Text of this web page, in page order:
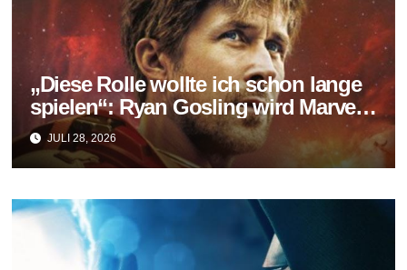
„Diese Rolle wollte ich schon lange
spielen“: Ryan Gosling wird Marvels
neuer Ghost Rider
JULI 28, 2026